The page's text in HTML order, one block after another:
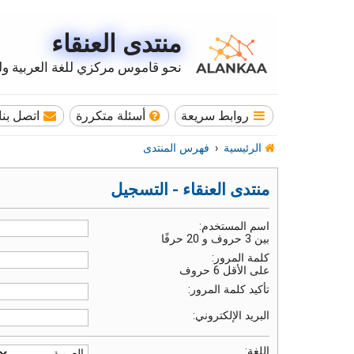
منتدى العنقاء
نحو قاموس مركزي للغة العربية
روابط سريعة أسئلة متكررة اتصل بنا
الرئيسية فهرس المنتدى
منتدى العنقاء - التسجيل
اسم المستخدم:
بين 3 حروف و 20 حرفًا
كلمة المرور:
على الأقل 6 حروف
تأكيد كلمة المرور:
البريد الإلكتروني:
اللغة: